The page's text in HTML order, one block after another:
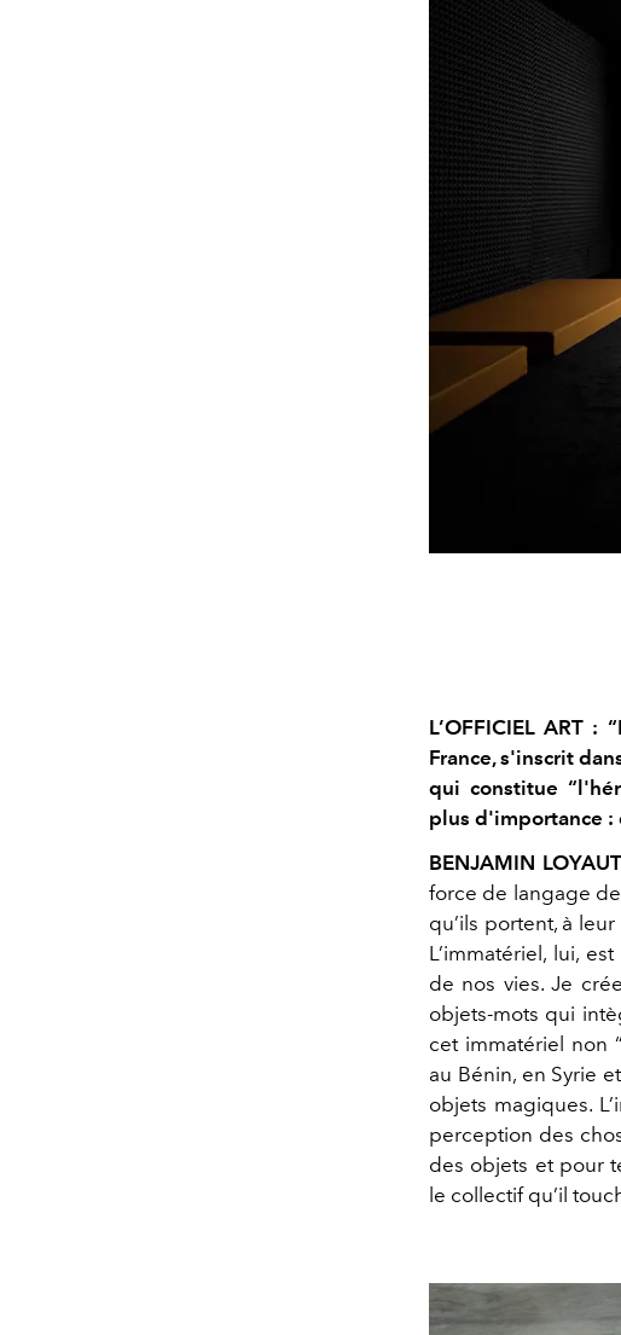
L’OFFICIEL ART :
France, s'inscrit
qui constitue
plus d'importance :
BENJAMIN
force de langage
qu’ils portent, à
L’immatériel, lui,
de nos vies. Je
objets-mots qui
cet immatériel non
au Bénin, en Syrie
objets magiques.
perception des
des objets et pour
le collectif qu’il